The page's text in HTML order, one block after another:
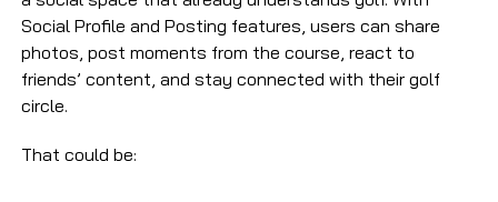
Social Profile and Posting features, users can share
photos, post moments from the course, react to
friends’ content, and stay connected with their golf
circle.
That could be: